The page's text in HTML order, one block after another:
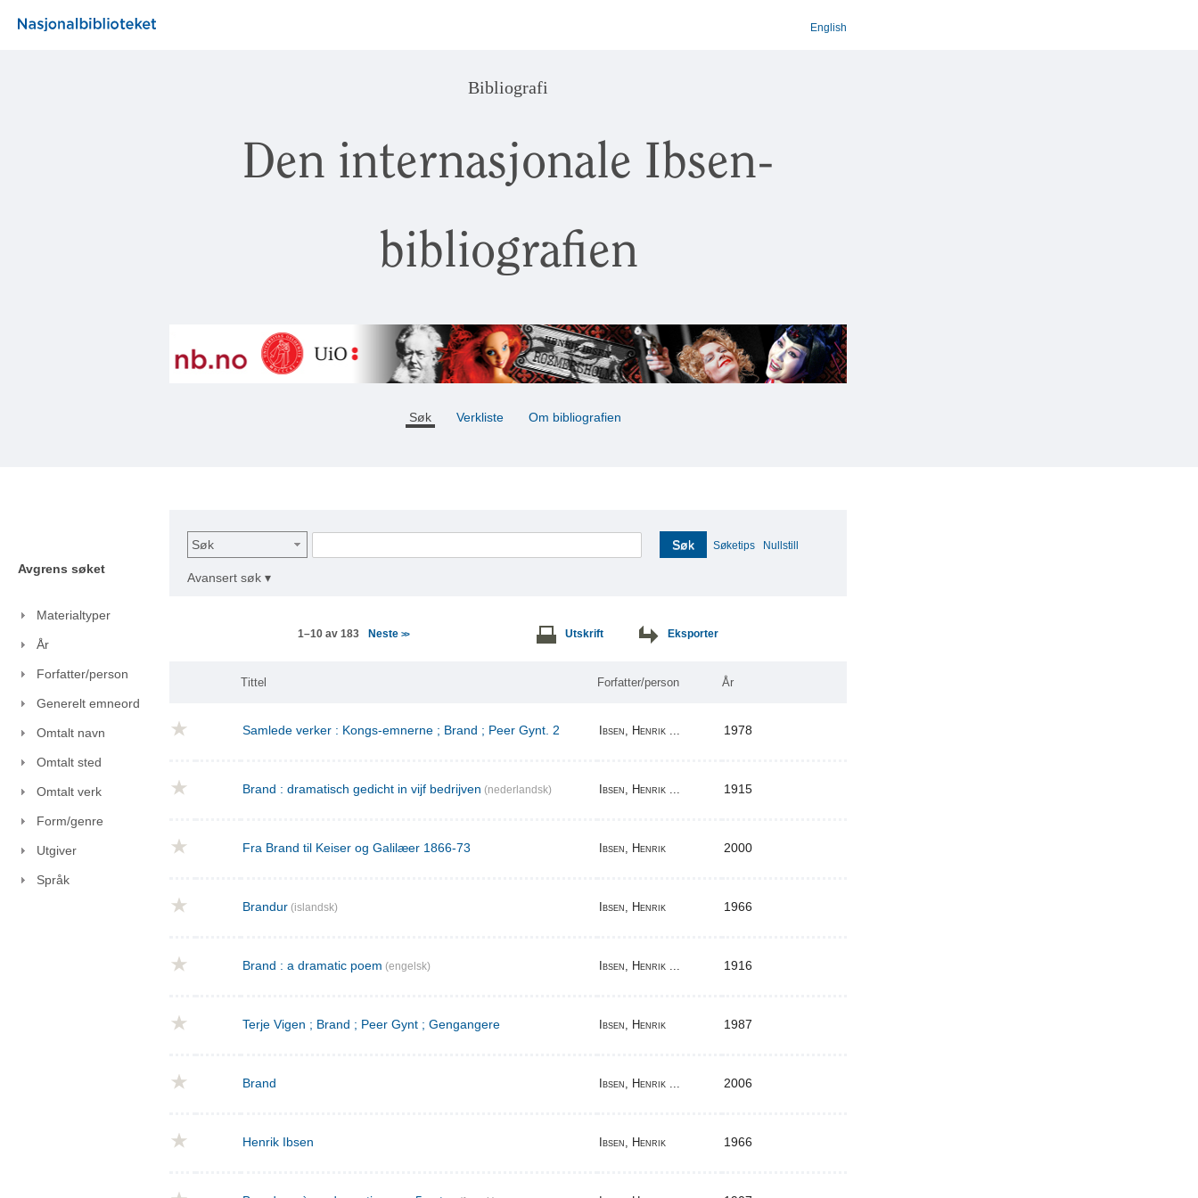
English
Bibliografi
Den internasjonale Ibsen-
bibliografien
Søk Verkliste Om bibliografien
Avgrens søket
Materialtyper
År
Forfatter/person
Generelt emneord
Omtalt navn
Omtalt sted
Omtalt verk
Form/genre
Utgiver
Språk
Søk Søk Søketips Nullstill
Avansert søk ▾
1–10 av 183 Neste >> Utskrift Eksporter
Tittel Forfatter/person År
Samlede verker : Kongs-emnerne ; Brand ; Peer Gynt. 2 Ibsen, Henrik ... 1978
Brand : dramatisch gedicht in vijf bedrijven (nederlandsk) Ibsen, Henrik ... 1915
Fra Brand til Keiser og Galilæer 1866-73 Ibsen, Henrik 2000
Brandur (islandsk) Ibsen, Henrik 1966
Brand : a dramatic poem (engelsk) Ibsen, Henrik ... 1916
Terje Vigen ; Brand ; Peer Gynt ; Gengangere Ibsen, Henrik 1987
Brand Ibsen, Henrik ... 2006
Henrik Ibsen Ibsen, Henrik 1966